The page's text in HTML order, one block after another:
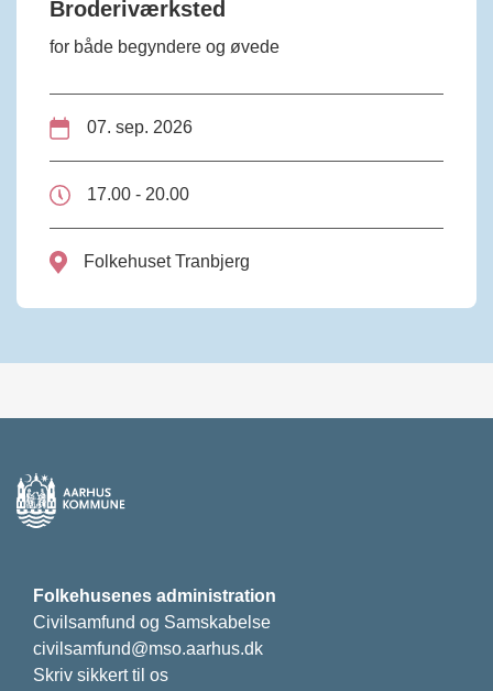
Broderiværksted
for både begyndere og øvede
07. sep. 2026
17.00 - 20.00
Folkehuset Tranbjerg
Folkehusenes administration
Civilsamfund og Samskabelse
civilsamfund@mso.aarhus.dk
Skriv sikkert til os